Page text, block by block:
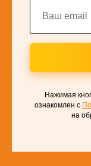
Нажимая
ознакомлен с
на